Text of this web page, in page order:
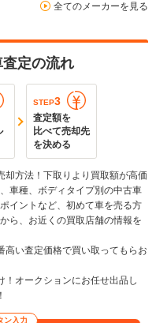
全てのメーカーを見る
定の流れ
STEP3
査定額を
比べて売却先
を決める
方法！下取りより買取額が高価
車種、ボディタイプ別の中古車
イントなど、初めて車を売る方
ら、お近くの買取店舗の情報を
高い査定価格で買い取ってもらお
！オークションにお任せ出品し
ン入力